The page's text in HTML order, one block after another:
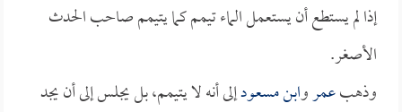
إذا لم يستطع أن يستعمل الماء تيمم كما يتيمم صاحب الحدث
الأصغر.
وذهبعمروابن مسعودإلى أنه لا يتيمم، بل يجلس إلى أن يجد